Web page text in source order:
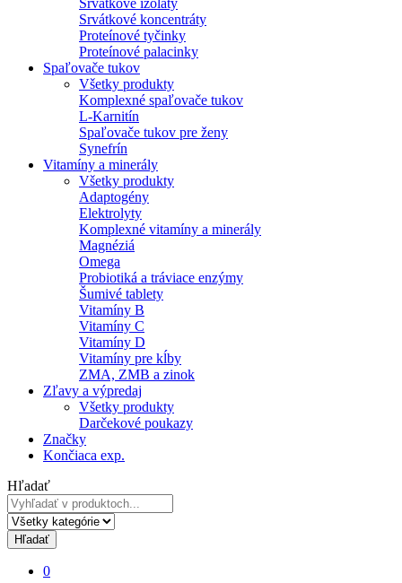
Srvátkové izoláty
Srvátkové koncentráty
Proteínové tyčinky
Proteínové palacinky
Spaľovače tukov
Všetky produkty
Komplexné spaľovače tukov
L-Karnitín
Spaľovače tukov pre ženy
Synefrín
Vitamíny a minerály
Všetky produkty
Adaptogény
Elektrolyty
Komplexné vitamíny a minerály
Magnéziá
Omega
Probiotiká a tráviace enzýmy
Šumivé tablety
Vitamíny B
Vitamíny C
Vitamíny D
Vitamíny pre kĺby
ZMA, ZMB a zinok
Zľavy a výpredaj
Všetky produkty
Darčekové poukazy
Značky
Končiaca exp.
Hľadať
Hľadať
0